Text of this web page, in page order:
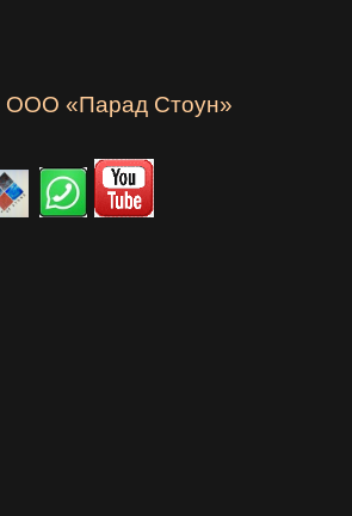
ООО «Парад Стоун»